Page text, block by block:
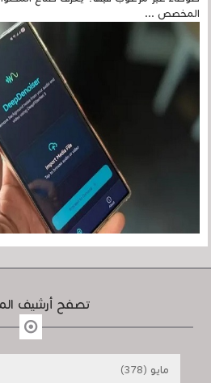
المخصص ...
تصفح أرشيف